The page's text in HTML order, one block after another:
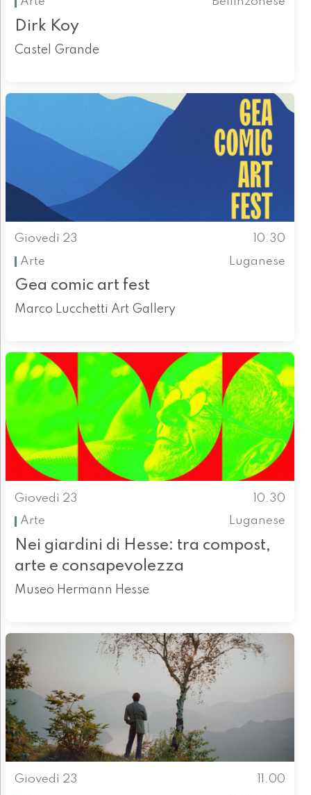
Dirk Koy
Castel Grande
Giovedì 23
10.30
Arte
Luganese
Gea comic art fest
Marco Lucchetti Art Gallery
Giovedì 23
10.30
Arte
Luganese
Nei giardini di Hesse: tra compost,
arte e consapevolezza
Museo Hermann Hesse
Giovedì 23
11.00